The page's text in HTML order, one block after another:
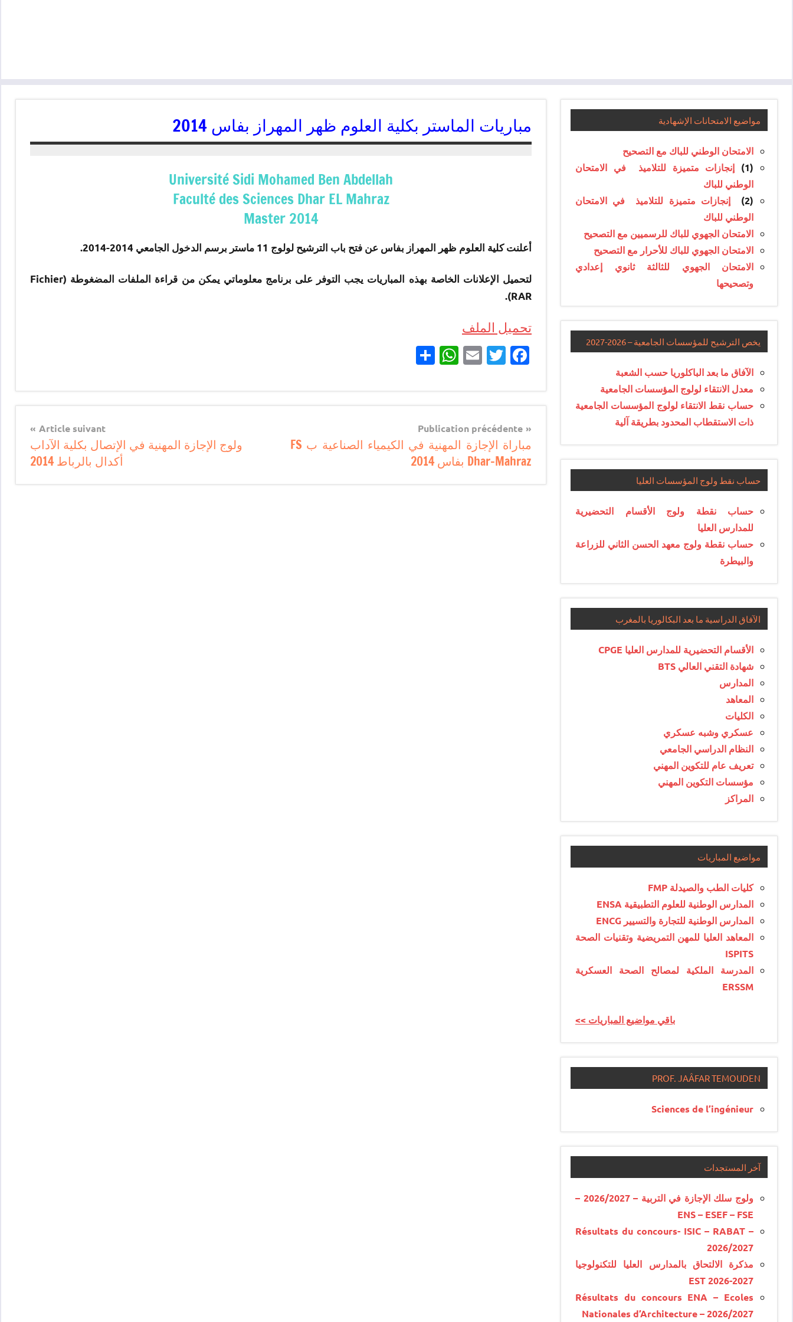
مباريات الماستر بكلية العلوم ظهر المهراز بفاس 2014
Université Sidi Mohamed Ben Abdellah
Faculté des Sciences Dhar EL Mahraz
Master 2014
أعلنت كلية العلوم ظهر المهراز بفاس عن فتح باب الترشيح لولوج 11 ماستر برسم الدخول الجامعي 2014-2014.
لتحميل الإعلانات الخاصة بهذه المباريات يجب التوفر على برنامج معلوماتي يمكن من قراءة الملفات المضغوطة (Fichier
RAR).
تحميل الملف
Facebook
Twitter
Email
WhatsApp
Navigation
de
l’article
Publication précédente
مباراة الإجازة المهنية في الكيمياء الصناعية ب FS
Dhar-Mahraz بفاس 2014
Article suivant
ولوج الإجازة المهنية في الإتصال بكلية الآداب
أكدال بالرباط 2014
مواضيع الامتحانات الإشهادية
الامتحان الوطني للباك مع التصحيح
(1)
إنجازات متميزة للتلاميذ في الامتحان
الوطني للباك
(2)
إنجازات متميزة للتلاميذ في الامتحان
الوطني للباك
الامتحان الجهوي للباك للرسميين مع التصحيح
الامتحان الجهوي للباك للأحرار مع التصحيح
الامتحان الجهوي للثالثة ثانوي إعدادي
وتصحيحها
يخص الترشيح للمؤسسات الجامعية – 2026-2027
الآفاق ما بعد الباكلوريا حسب الشعبة
معدل الانتقاء لولوج المؤسسات الجامعية
حساب نقط الانتقاء لولوج المؤسسات الجامعية
ذات الاستقطاب المحدود بطريقة آلية
حساب نقط ولوج المؤسسات العليا
حساب نقطة ولوج الأقسام التحضيرية
للمدارس العليا
حساب نقطة ولوج معهد الحسن الثاني للزراعة
والبيطرة
الآفاق الدراسية ما بعد البكالوريا بالمغرب
الأقسام التحضيرية للمدارس العليا CPGE
شهادة التقني العالي BTS
المدارس
المعاهد
الكليات
عسكري وشبه عسكري
النظام الدراسي الجامعي
تعريف عام للتكوين المهني
مؤسسات التكوين المهني
المراكز
مواضيع المباريات
كليات الطب والصيدلة FMP
المدارس الوطنية للعلوم التطبيقية ENSA
المدارس الوطنية للتجارة والتسيير ENCG
المعاهد العليا للمهن التمريضية وتقنيات الصحة
ISPITS
المدرسة الملكية لمصالح الصحة العسكرية
ERSSM
<< باقي مواضيع المباريات
PROF. JAÂFAR TEMOUDEN
Sciences de l’ingénieur
آخر المستجدات
ولوج سلك الإجازة في التربية – 2026/2027 –
ENS – ESEF – FSE
Résultats du concours- ISIC – RABAT –
2026/2027
مذكرة الالتحاق بالمدارس العليا للتكنولوجيا
EST 2026-2027
Résultats du concours ENA – Ecoles
Nationales d’Architecture – 2026/2027